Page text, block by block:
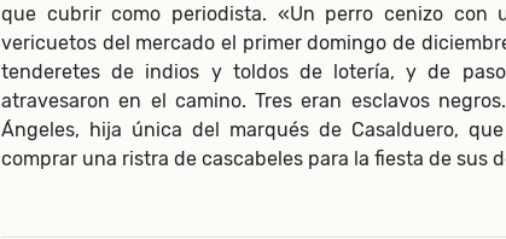
que cubrir como periodista. «Un perro cenizo
vericuetos del mercado el primer domingo de
tenderetes de indios y toldos de lotería, y de
atravesaron en el camino. Tres eran esclavos
Ángeles, hija única del marqués de Casalduero,
comprar una ristra de cascabeles para la fiesta de sus